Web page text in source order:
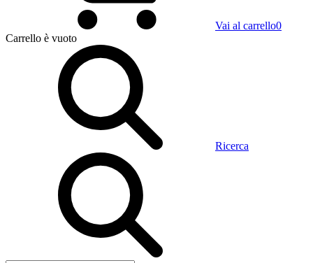
Vai al carrello0
Carrello è vuoto
Ricerca